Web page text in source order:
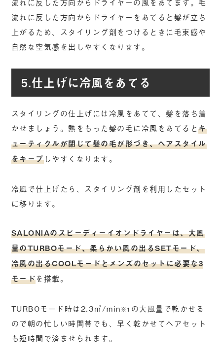
流れに反した方向からドライヤーをあてると髪が立ち
上がるため、スタイリング剤をつけるときに毛束感や
自然な空気感を出しやすくなります。
5.仕上げに冷風をあてる
スタイリングの仕上げには冷風をあてて、髪を落ち着
かせましょう。熱をもった髪の毛に冷風をあてるとキ
ューティクルが閉じて髪の毛が形づき、ヘアスタイル
をキープしやすくなります。
冷風で仕上げたら、スタイリング剤を利用したセット
に移ります。
SALONIAのスピーディーイオンドライヤーは、大風
量のTURBOモード、柔らかい風の出るSETモード、
冷風の出るCOOLモードとメンズのセットに必要な3
モードを搭載。
TURBOモード時は2.3㎥/min※1 の大風量で乾かせる
ので朝の忙しい時間帯でも、早く乾かせてヘアセット
も短時間で済ませられます。